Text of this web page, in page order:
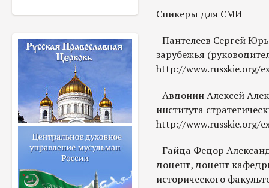
Спикеры для СМИ
- Пантелеев Сергей
зарубежья
http://www.russkie.org/
- Авдонин Алексей
института
http://www.russkie.org/
- Гайда Федор
доцент, доцент
исторического